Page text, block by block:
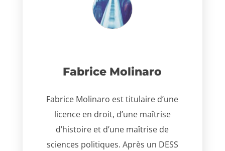
Fabrice Molinaro
Fabrice Molinaro est titulaire d’une
licence en droit, d’une maîtrise
d’histoire et d’une maîtrise de
sciences politiques. Après un DESS